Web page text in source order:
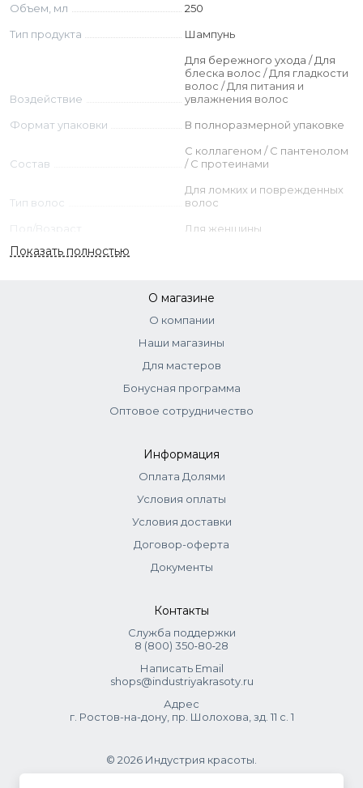
Объем, мл
250
Тип продукта
Шампунь
Воздействие
Для бережного ухода / Для
блеска волос / Для гладкости
волос / Для питания и
увлажнения волос
Формат упаковки
В полноразмерной упаковке
Состав
С коллагеном / C пантенолом
/ С протеинами
Тип волос
Для ломких и поврежденных
волос
Пол/Возраст
Для женщины
Тип кожи
Показать полностью
О магазине
О компании
Наши магазины
Для мастеров
Бонусная программа
Оптовое сотрудничество
Информация
Оплата Долями
Условия оплаты
Условия доставки
Договор-оферта
Документы
Контакты
Служба поддержки
8 (800) 350‑80‑28
Написать Email
shops@industriyakrasoty.ru
Адрес
г. Ростов-на-дону, пр. Шолохова, зд. 11 с. 1
© 2026 Индустрия красоты.
.